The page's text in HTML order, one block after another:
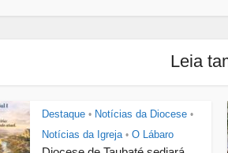
Leia
Destaque • Notícias da Diocese •
Notícias da Igreja • O Lábaro